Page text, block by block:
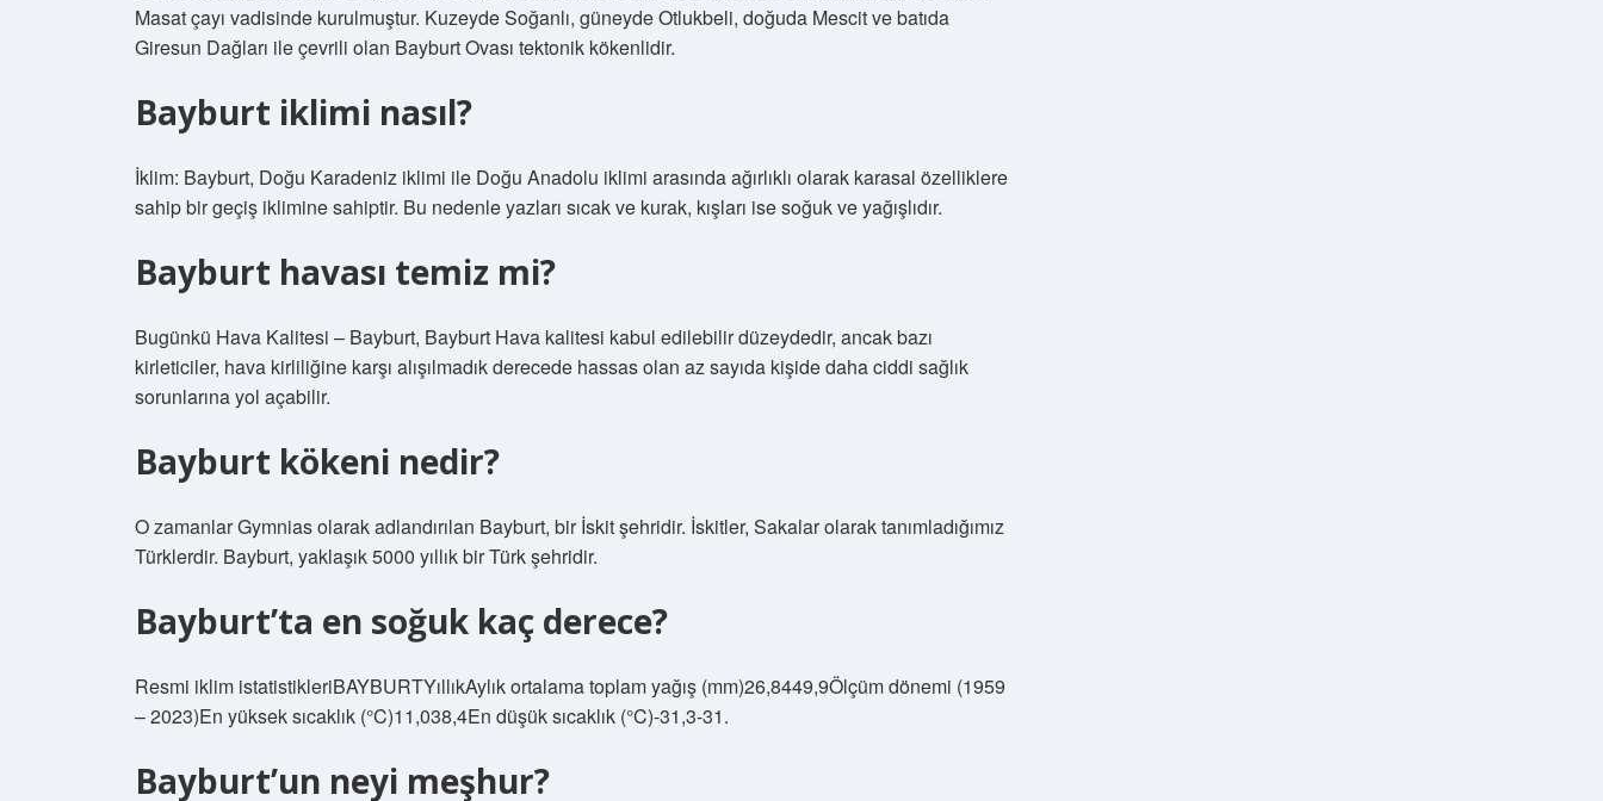
Masat çayı vadisinde kurulmuştur. Kuzeyde Soğanlı, güneyde Otlukbeli, doğuda Mescit ve batıda
Giresun Dağları ile çevrili olan Bayburt Ovası tektonik kökenlidir.
Bayburt iklimi nasıl?
İklim: Bayburt, Doğu Karadeniz iklimi ile Doğu Anadolu iklimi arasında ağırlıklı olarak karasal özelliklere
sahip bir geçiş iklimine sahiptir. Bu nedenle yazları sıcak ve kurak, kışları ise soğuk ve yağışlıdır.
Bayburt havası temiz mi?
Bugünkü Hava Kalitesi – Bayburt, Bayburt Hava kalitesi kabul edilebilir düzeydedir, ancak bazı
kirleticiler, hava kirliliğine karşı alışılmadık derecede hassas olan az sayıda kişide daha ciddi sağlık
sorunlarına yol açabilir.
Bayburt kökeni nedir?
O zamanlar Gymnias olarak adlandırılan Bayburt, bir İskit şehridir. İskitler, Sakalar olarak tanımladığımız
Türklerdir. Bayburt, yaklaşık 5000 yıllık bir Türk şehridir.
Bayburt’ta en soğuk kaç derece?
Resmi iklim istatistikleriBAYBURTYıllıkAylık ortalama toplam yağış (mm)26,8449,9Ölçüm dönemi (1959
– 2023)En yüksek sıcaklık (°C)11,038,4En düşük sıcaklık (°C)-31,3-31.
Bayburt’un neyi meşhur?